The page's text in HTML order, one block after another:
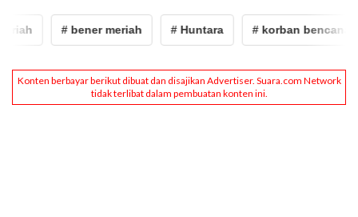
# bener meriah # Huntara # korban bencana